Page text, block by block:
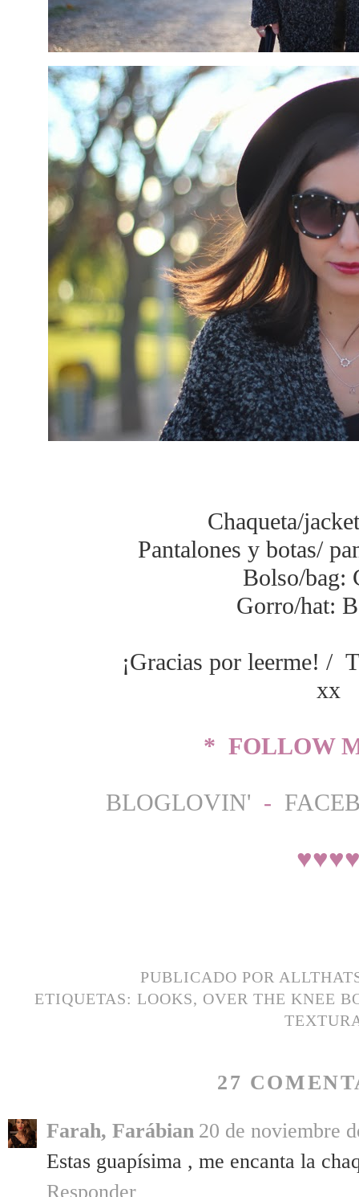
Chaqueta/
Pantalones y botas/
Bolso/bag:
Gorro/hat:
¡Gracias por leerme! /
xx
* FOLLOW
BLOGLOVIN' -
♥♥♥
PUBLICADO POR
ETIQUETAS: LOOKS, OVER THE KNEE
27
Farah, Farábian 20 de noviembre
Estas guapísima , me encanta la
Responder